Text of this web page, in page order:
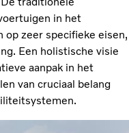
in het
op zeer specifieke eisen,
Een holistische visie
aanpak in het
van cruciaal belang